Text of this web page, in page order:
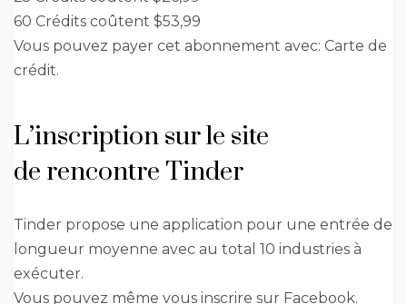
60 Crédits coûtent $53,99
Vous pouvez payer cet abonnement avec: Carte de
crédit.
L’inscription sur le site
de rencontre Tinder
Tinder propose une application pour une entrée de
longueur moyenne avec au total 10 industries à
exécuter.
Vous pouvez même vous inscrire sur Facebook.